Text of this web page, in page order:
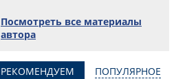
Посмотреть все материалы
автора
РЕКОМЕНДУЕМ ПОПУЛЯРНОЕ